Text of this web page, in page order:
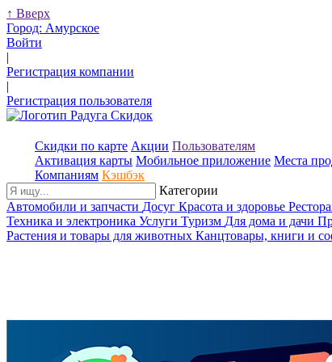
↑ Вверх
Город: Амурское
Войти
|
Регистрация компании
|
Регистрация пользователя
Скидки по карте Акции Пользователям
Активация карты Мобильное приложение Места
Компаниям Кэшбэк
Категории
Автомобили и запчасти Досуг Красота и здоровье
Техника и электроника Услуги Туризм Для дома и дачи
Растения и товары для животных Канцтовары, книги и